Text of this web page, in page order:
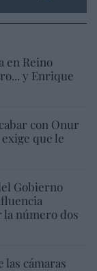
en Reino
y Enrique
con Onur
que le
Gobierno
número dos
las cámaras